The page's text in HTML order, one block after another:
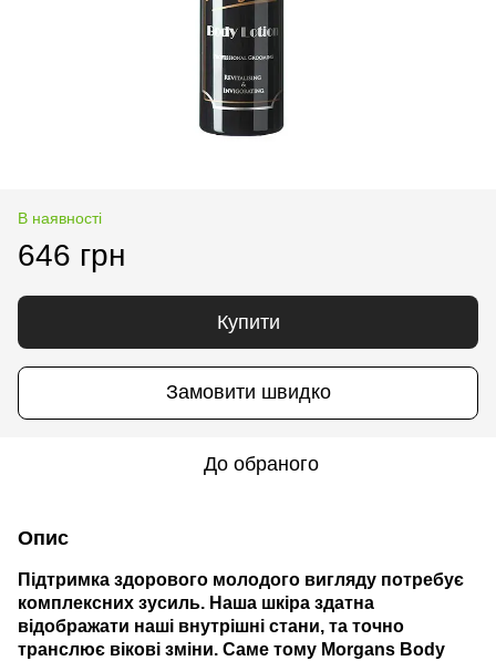
В наявності
646 грн
Купити
Замовити швидко
До обраного
Опис
Підтримка здорового молодого вигляду потребує
комплексних зусиль. Наша шкіра здатна
відображати наші внутрішні стани, та точно
транслює вікові зміни. Саме тому Morgans Body